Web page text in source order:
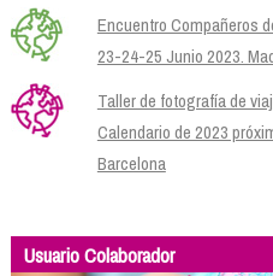
Encuentro Compañeros
23-24-25 Junio 2023.
Taller de fotografía de
Calendario de 2023
Barcelona
Usuario Colaborador